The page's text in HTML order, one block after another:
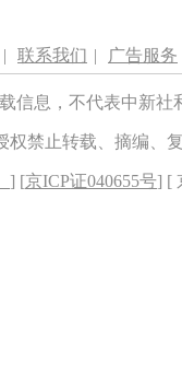
| 联系我们 | 广告服务
信息，不代表中新
权禁止转载、摘编、
] [京ICP证040655号] [